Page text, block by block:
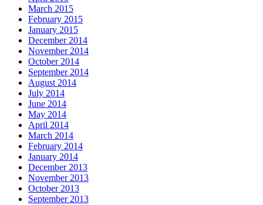
March 2015
February 2015
January 2015
December 2014
November 2014
October 2014
September 2014
August 2014
July 2014
June 2014
May 2014
April 2014
March 2014
February 2014
January 2014
December 2013
November 2013
October 2013
September 2013